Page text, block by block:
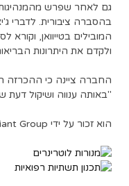
בהסברה ציבורית. לדברי
המובילים בטייוואן, וקורא
ולקדם את היתרונות
החברה ציינה כי ההכרזה
"באותה ענווה ושיקול דעת
הוא זכור על ידי Giant Group כמייסד, מנהיג ואלוף חיי האופניים.